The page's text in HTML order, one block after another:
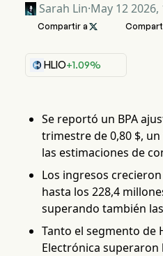
Sarah Lin·May 12 2026,
Compartir a 
HLIO+1.09%
Se reportó un BPA
trimestre de 0,80 $,
las estimaciones de
Los ingresos
hasta los 228,4
superando también
Tanto el segmento de
Electrónica superaron